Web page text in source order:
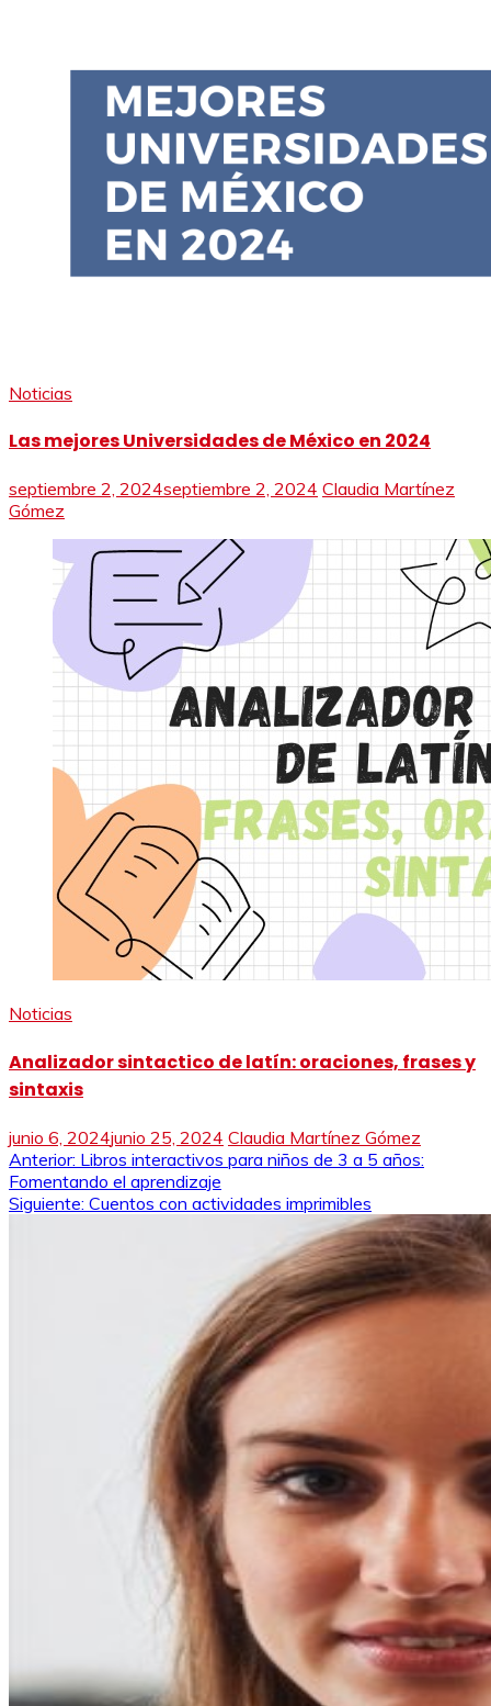
Noticias
Las mejores Universidades de México en 2024
septiembre 2, 2024septiembre 2, 2024 Claudia Martínez
Gómez
Noticias
Analizador sintactico de latín: oraciones, frases y
sintaxis
junio 6, 2024junio 25, 2024 Claudia Martínez Gómez
Navegación
de
Anterior: Libros interactivos para niños de 3 a 5 años:
Fomentando el aprendizaje
Siguiente: Cuentos con actividades imprimibles